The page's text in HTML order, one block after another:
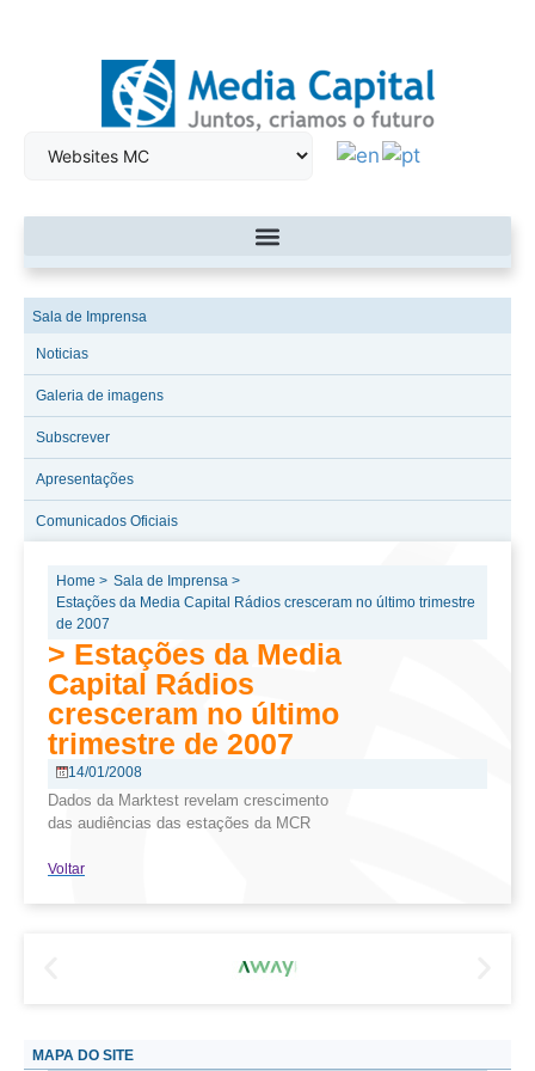
Sala de Imprensa
Noticias
Galeria de imagens
Subscrever
Apresentações
Comunicados Oficiais
Home > Sala de Imprensa >
Estações da Media Capital Rádios cresceram no último trimestre
de 2007
> Estações da Media
Capital Rádios
cresceram no último
trimestre de 2007
14/01/2008
Dados da Marktest revelam crescimento
das audiências das estações da MCR
Voltar
MAPA DO SITE